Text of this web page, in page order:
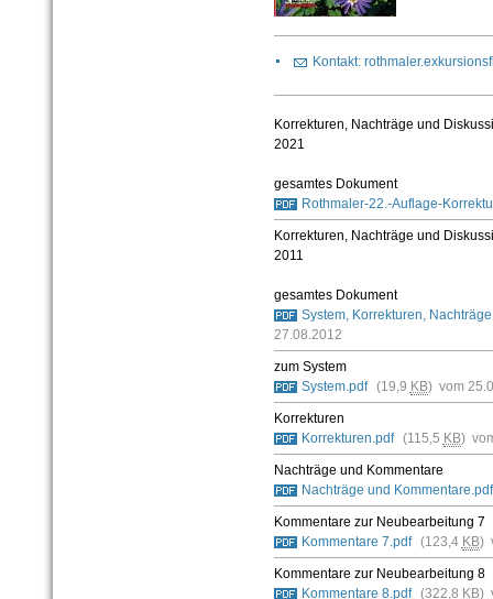
Kontakt:
Korrekturen, Nachträge und
2021
gesamtes Dokument
Rothmaler-22.-Auflage-
Korrekturen, Nachträge und
2011
gesamtes Dokument
System, Korrekturen,
27.08.2012
zum System
System.pdf (19,9 KB) vom
Korrekturen
Korrekturen.pdf (115,5 KB)
Nachträge und Kommentare
Nachträge und Kommentare.pdf
Kommentare zur Neubearbeitung 7
Kommentare 7.pdf (123,4 KB)
Kommentare zur Neubearbeitung 8
Kommentare 8.pdf (322,8 KB)